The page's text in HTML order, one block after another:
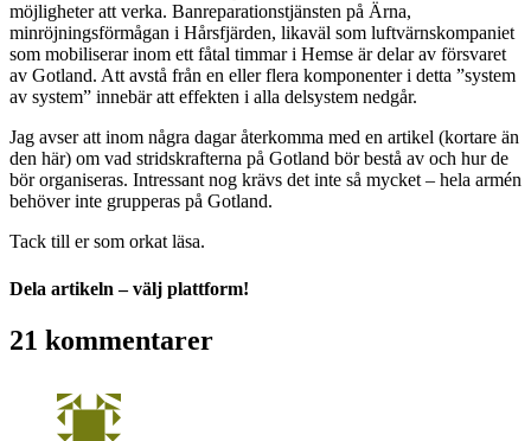
möjligheter att verka. Banreparationstjänsten på Ärna,
minröjningsförmågan i Hårsfjärden, likaväl som luftvärnskompaniet
som mobiliserar inom ett fåtal timmar i Hemse är delar av försvaret
av Gotland. Att avstå från en eller flera komponenter i detta ”system
av system” innebär att effekten i alla delsystem nedgår.
Jag avser att inom några dagar återkomma med en artikel (kortare än
den här) om vad stridskrafterna på Gotland bör bestå av och hur de
bör organiseras. Intressant nog krävs det inte så mycket – hela armén
behöver inte grupperas på Gotland.
Tack till er som orkat läsa.
Dela artikeln – välj plattform!
Facebook
X
Reddit
LinkedIn
WhatsApp
Tumblr
Pinterest
Vk
E-
post
21 kommentarer